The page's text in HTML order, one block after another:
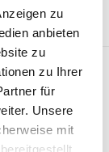
zu
anbieten
zu
zu Ihrer
für
Unsere
mit
Dienstag
Magnesi-
a-goldab
dem 4.
Preisflug